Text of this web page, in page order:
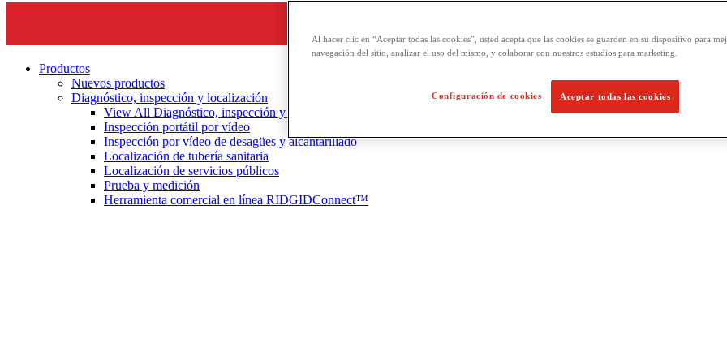
Productos
Nuevos productos
Diagnóstico, inspección y localización
View All Diagnóstico, inspección y localización
Inspección portátil por vídeo
Inspección por vídeo de desagües y alcantarillado
Localización de tubería sanitaria
Localización de servicios públicos
Prueba y medición
Herramienta comercial en línea RIDGIDConnect™
Al hacer clic en “Aceptar todas las cookies”, usted acepta que las cookies se guarden en su dispositivo para
navegación del sitio, analizar el uso del mismo, y colaborar con nuestros estudios para marketing.
Configuración de cookies Aceptar todas las cookies